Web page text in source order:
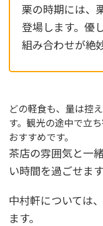
栗の時期には、
登場します。優
組み合わせが絶
どの軽食も、量は控
す。観光の途中で立
おすすめです。
茶店の雰囲気と一
い時間を過ごせます
中村軒については
ます。